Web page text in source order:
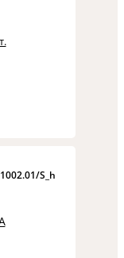
S_h